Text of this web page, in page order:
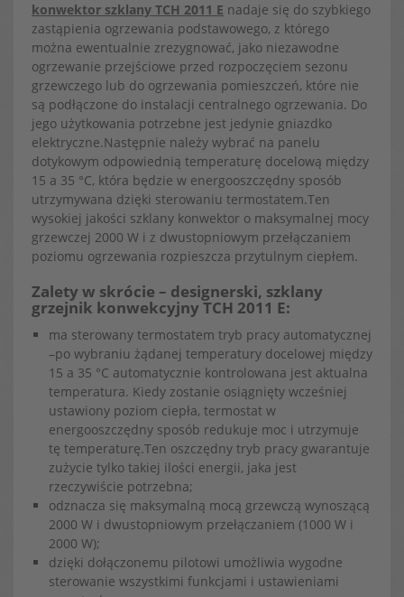
konwektor szklany TCH 2011 E nadaje się do szybkiego
zastąpienia ogrzewania podstawowego, z którego
można ewentualnie zrezygnować, jako niezawodne
ogrzewanie przejściowe przed rozpoczęciem sezonu
grzewczego lub do ogrzewania pomieszczeń, które nie
są podłączone do instalacji centralnego ogrzewania. Do
jego użytkowania potrzebne jest jedynie gniazdko
elektryczne.Następnie należy wybrać na panelu
dotykowym odpowiednią temperaturę docelową między
15 a 35 °C, która będzie w energooszczędny sposób
utrzymywana dzięki sterowaniu termostatem.Ten
wysokiej jakości szklany konwektor o maksymalnej mocy
grzewczej 2000 W i z dwustopniowym przełączaniem
poziomu ogrzewania rozpieszcza przytulnym ciepłem.
Zalety w skrócie – designerski, szklany
grzejnik konwekcyjny TCH 2011 E:
ma sterowany termostatem tryb pracy automatycznej
–po wybraniu żądanej temperatury docelowej między
15 a 35 °C automatycznie kontrolowana jest aktualna
temperatura. Kiedy zostanie osiągnięty wcześniej
ustawiony poziom ciepła, termostat w
energooszczędny sposób redukuje moc i utrzymuje
tę temperaturę.Ten oszczędny tryb pracy gwarantuje
zużycie tylko takiej ilości energii, jaka jest
rzeczywiście potrzebna;
odznacza się maksymalną mocą grzewczą wynoszącą
2000 W i dwustopniowym przełączaniem (1000 W i
2000 W);
dzięki dołączonemu pilotowi umożliwia wygodne
sterowanie wszystkimi funkcjami i ustawieniami